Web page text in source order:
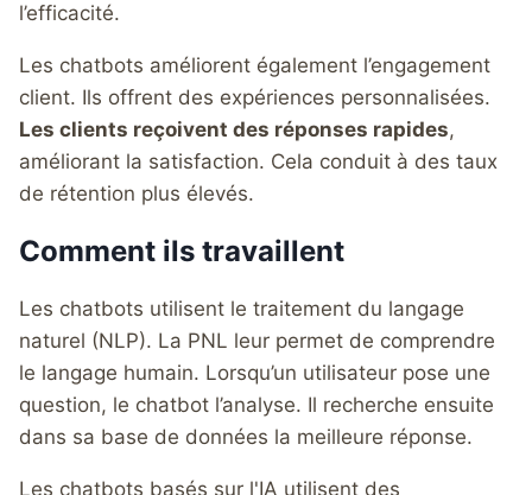
l’efficacité.
Les chatbots améliorent également l’engagement
client. Ils offrent des expériences personnalisées.
Les clients reçoivent des réponses rapides,
améliorant la satisfaction. Cela conduit à des taux
de rétention plus élevés.
Comment ils travaillent
Les chatbots utilisent le traitement du langage
naturel (NLP). La PNL leur permet de comprendre
le langage humain. Lorsqu’un utilisateur pose une
question, le chatbot l’analyse. Il recherche ensuite
dans sa base de données la meilleure réponse.
Les chatbots basés sur l'IA utilisent des